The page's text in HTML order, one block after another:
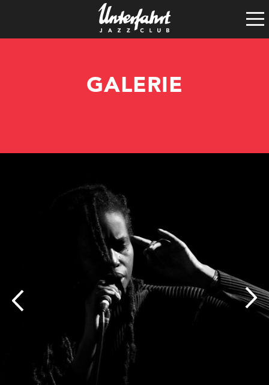
Spenden
Tech-Rider
GALERIE